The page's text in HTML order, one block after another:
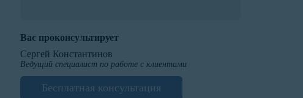
Вас проконсультирует
Сергей Константинов
Ведущий специалист по работе с клиентами
Бесплатная консультация